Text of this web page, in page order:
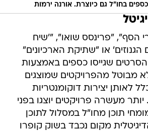
בחו"ל גם כיוצרת. אורנה ירמות
הסף", "פרינסס שואו", "'שיח
הגנוזים' או "שתיקת הארכיונים"
שגייסו כספים באמצעות
מבוטל מהפרויקטים שמוצגים
לאותן יצירות דוקומנטריות
מעשרה פרויקטים יוצגו בפני
תוכן מחו"ל במסלול לתוכן
מקום נכבד בשוק קופרו